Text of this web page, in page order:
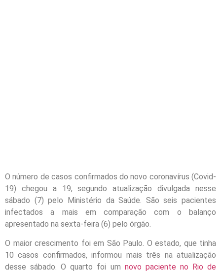
O número de casos confirmados do novo coronavírus (Covid-
19) chegou a 19, segundo atualização divulgada nesse
sábado (7) pelo Ministério da Saúde. São seis pacientes
infectados a mais em comparação com o balanço
apresentado na sexta-feira (6) pelo órgão.
O maior crescimento foi em São Paulo. O estado, que tinha
10 casos confirmados, informou mais três na atualização
desse sábado. O quarto foi um novo paciente no Rio de